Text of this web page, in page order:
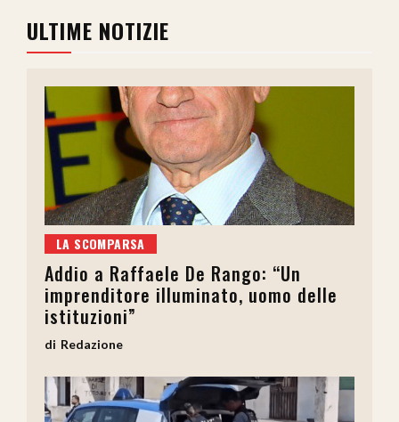
ULTIME NOTIZIE
LA SCOMPARSA
Addio a Raffaele De Rango: “Un
imprenditore illuminato, uomo delle
istituzioni”
Redazione